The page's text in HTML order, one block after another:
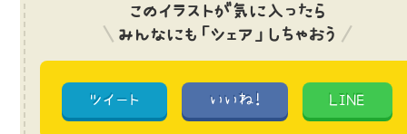
このイラストが気に入ったら
みんなにも「シェア」しちゃおう
ツイート いいね! LINE